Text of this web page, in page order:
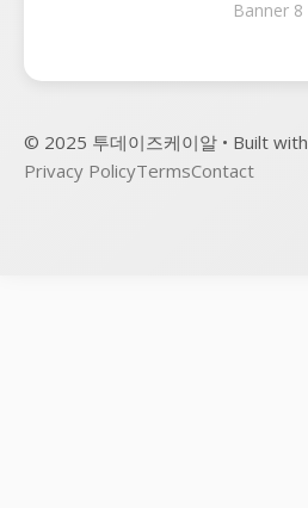
Banner 8
© 2025 투데이즈케이알 • Built with
Privacy PolicyTermsContact